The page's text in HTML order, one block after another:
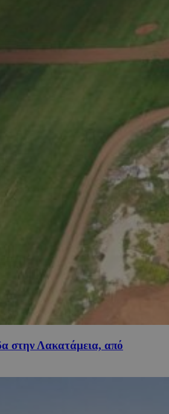
στην Λακατάμεια, από